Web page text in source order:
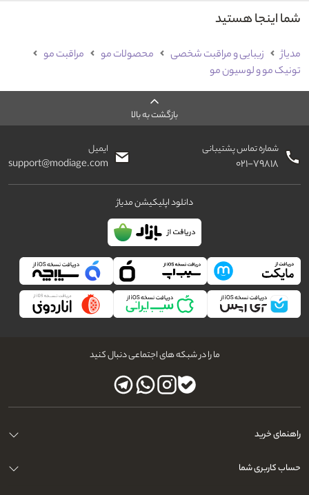
شما اینجا هستید
مدیاژ زیبایی و مراقبت شخصی محصولات مو
مراقبت مو
تونیک مو و لوسیون مو
بازگشت به بالا
شماره تماس پشتیبانی
۰۲۱-۷۹۸۱۸
ایمیل
support@modiage.com
دانلود اپلیکیشن مدیاژ
ما را در شبکه های اجتماعی دنبال کنید
راهنمای خرید
حساب کاربری شما